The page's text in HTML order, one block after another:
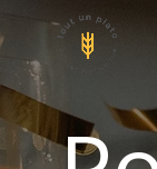
Panneau de gestion